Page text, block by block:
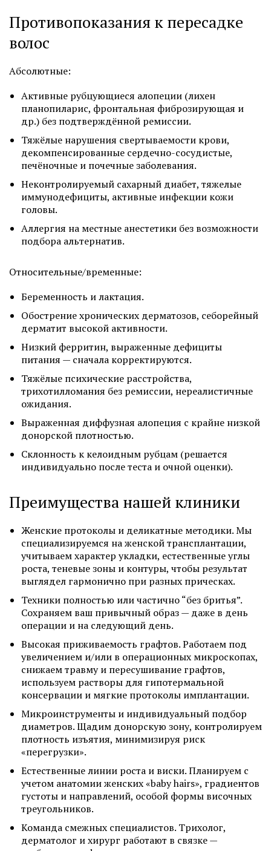
Противопоказания к пересадке
волос
Абсолютные:
Активные рубцующиеся алопеции (лихен
планопиларис, фронтальная фиброзирующая и
др.) без подтверждённой ремиссии.
Тяжёлые нарушения свертываемости крови,
декомпенсированные сердечно-сосудистые,
печёночные и почечные заболевания.
Неконтролируемый сахарный диабет, тяжелые
иммунодефициты, активные инфекции кожи
головы.
Аллергия на местные анестетики без возможности
подбора альтернатив.
Относительные/временные:
Беременность и лактация.
Обострение хронических дерматозов, себорейный
дерматит высокой активности.
Низкий ферритин, выраженные дефициты
питания — сначала корректируются.
Тяжёлые психические расстройства,
трихотилломания без ремиссии, нереалистичные
ожидания.
Выраженная диффузная алопеция с крайне низкой
донорской плотностью.
Склонность к келоидным рубцам (решается
индивидуально после теста и очной оценки).
Преимущества нашей клиники
Женские протоколы и деликатные методики. Мы
специализируемся на женской трансплантации,
учитываем характер укладки, естественные углы
роста, теневые зоны и контуры, чтобы результат
выглядел гармонично при разных прическах.
Техники полностью или частично “без бритья”.
Сохраняем ваш привычный образ — даже в день
операции и на следующий день.
Высокая приживаемость графтов. Работаем под
увеличением и/или в операционных микроскопах,
снижаем травму и пересушивание графтов,
используем растворы для гипотермальной
консервации и мягкие протоколы имплантации.
Микроинструменты и индивидуальный подбор
диаметров. Щадим донорскую зону, контролируем
плотность изъятия, минимизируя риск
«перегрузки».
Естественные линии роста и виски. Планируем с
учетом анатомии женских «baby hairs», градиентов
густоты и направлений, особой формы височных
треугольников.
Команда смежных специалистов. Трихолог,
дерматолог и хирург работают в связке —